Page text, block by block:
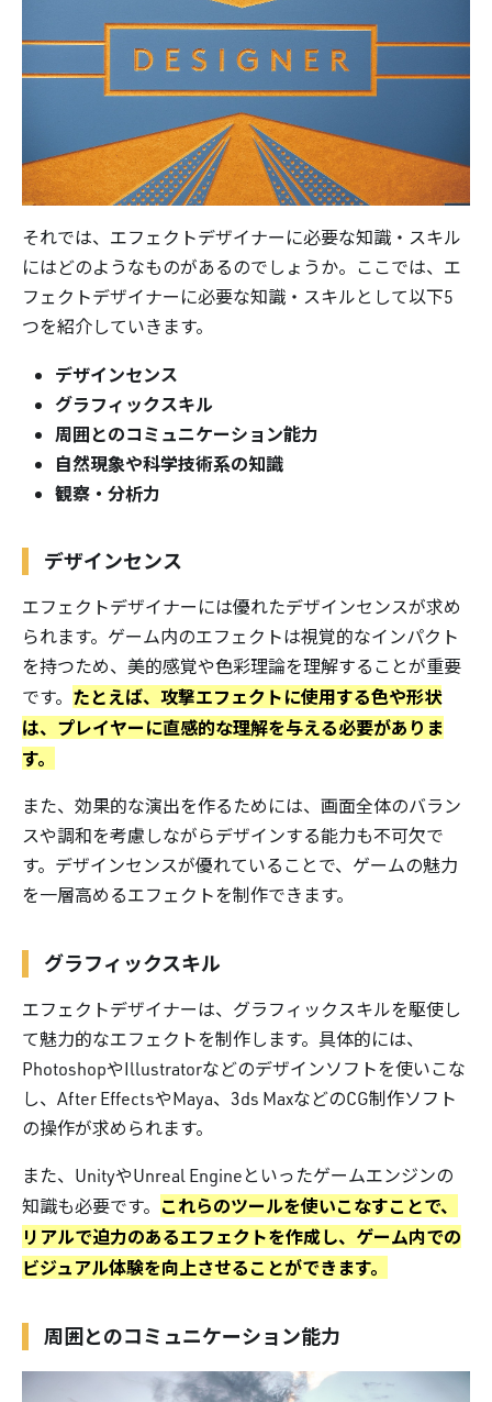
それでは、エフェクトデザイナーに必要な知識・スキル
にはどのようなものがあるのでしょうか。ここでは、エ
フェクトデザイナーに必要な知識・スキルとして以下5
つを紹介していきます。
デザインセンス
グラフィックスキル
周囲とのコミュニケーション能力
自然現象や科学技術系の知識
観察・分析力
デザインセンス
エフェクトデザイナーには優れたデザインセンスが求め
られます。ゲーム内のエフェクトは視覚的なインパクト
を持つため、美的感覚や色彩理論を理解することが重要
です。 たとえば、攻撃エフェクトに使用する色や形状
は、プレイヤーに直感的な理解を与える必要がありま
す。
また、効果的な演出を作るためには、画面全体のバラン
スや調和を考慮しながらデザインする能力も不可欠で
す。デザインセンスが優れていることで、ゲームの魅力
を一層高めるエフェクトを制作できます。
グラフィックスキル
エフェクトデザイナーは、グラフィックスキルを駆使し
て魅力的なエフェクトを制作します。具体的には、
PhotoshopやIllustratorなどのデザインソフトを使いこな
し、After EffectsやMaya、3ds MaxなどのCG制作ソフト
の操作が求められます。
また、UnityやUnreal Engineといったゲームエンジンの
知識も必要です。 これらのツールを使いこなすことで、
リアルで迫力のあるエフェクトを作成し、ゲーム内での
ビジュアル体験を向上させることができます。
周囲とのコミュニケーション能力